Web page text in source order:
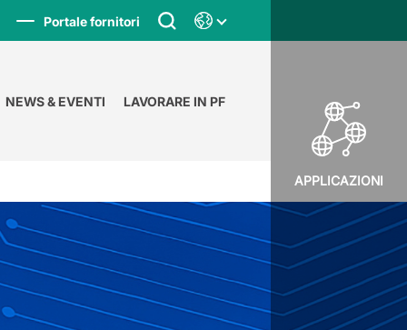
Portale fornitori
NEWS & EVENTI LAVORARE IN PF
APPLICAZIONI